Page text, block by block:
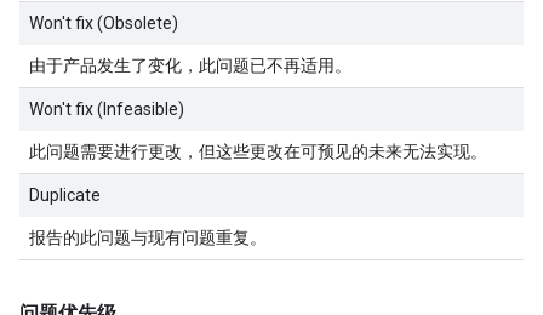
Won't fix (Obsolete)
由于产品发生了变化，此问题已不再适用。
Won't fix (Infeasible)
此问题需要进行更改，但这些更改在可预见的未来无法实现。
Duplicate
报告的此问题与现有问题重复。